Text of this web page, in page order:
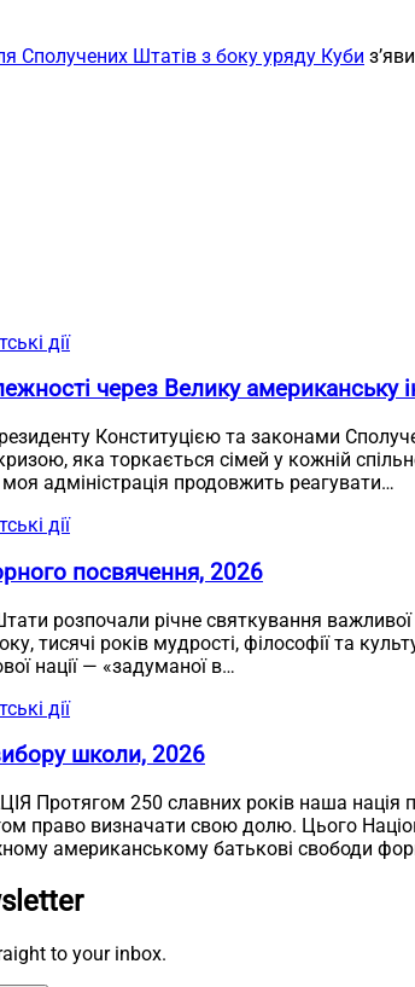
Сполучених Штатів з боку уряду Куби
дії
через Велику американську
Конституцією та законами
яка торкається сімей у кожній
адміністрація продовжить реагувати…
дії
посвячення, 2026
розпочали річне святкування
тисячі років мудрості, філософії та
нації — «задуманої в…
дії
школи, 2026
250 славних років наша нація
право визначати свою долю. Цього
американському батькові свободи
to your inbox.